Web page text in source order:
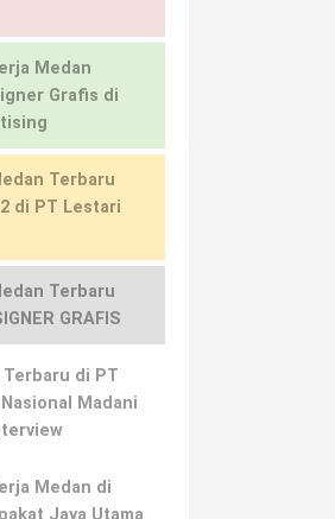
Medan
Grafis di
Terbaru
di PT Lestari
Terbaru
GRAFIS
Terbaru di PT
Madani
Medan di
Jaya Utama